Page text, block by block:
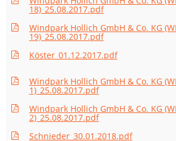
18)_25.08.2017.pdf
Windpark Hollich GmbH & Co. KG
19)_25.08.2017.pdf
Köster_01.12.2017.pdf
Windpark Hollich GmbH & Co. KG
1)_25.08.2017.pdf
Windpark Hollich GmbH & Co. KG
2)_25.08.2017.pdf
Schnieder_30.01.2018.pdf